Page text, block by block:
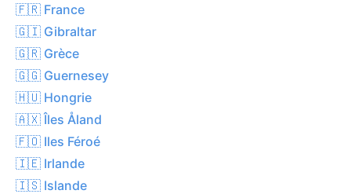
🇫🇷 France
🇬🇮 Gibraltar
🇬🇷 Grèce
🇬🇬 Guernesey
🇭🇺 Hongrie
🇦🇽 Îles Åland
🇫🇴 Iles Féroé
🇮🇪 Irlande
🇮🇸 Islande